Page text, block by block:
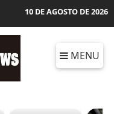
10 DE AGOSTO DE 2026
MENU